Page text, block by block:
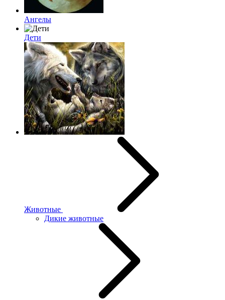
Ангелы
Дети
Животные
Дикие животные